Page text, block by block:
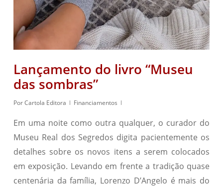
Lançamento do livro “Museu
das sombras”
PorCartola Editora Financiamentos
Em uma noite como outra qualquer, o curador do
Museu Real dos Segredos digita pacientemente os
detalhes sobre os novos itens a serem colocados
em exposição. Levando em frente a tradição quase
centenária da família, Lorenzo D’Angelo é mais do